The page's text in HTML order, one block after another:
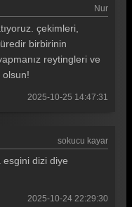
Nur
çekimleri,
birbirinin
reytingleri ve
olsun!
2025-10-25 14:47:31
sokucu kayar
dizi diye
2025-10-24 22:29:30